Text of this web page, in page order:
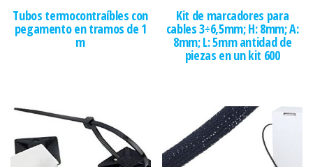
Tubos termocontraíbles con
pegamento en tramos de 1
m
Kit de marcadores para
cables 3÷6,5mm; H: 8mm; A:
8mm; L: 5mm antidad de
piezas en un kit 600